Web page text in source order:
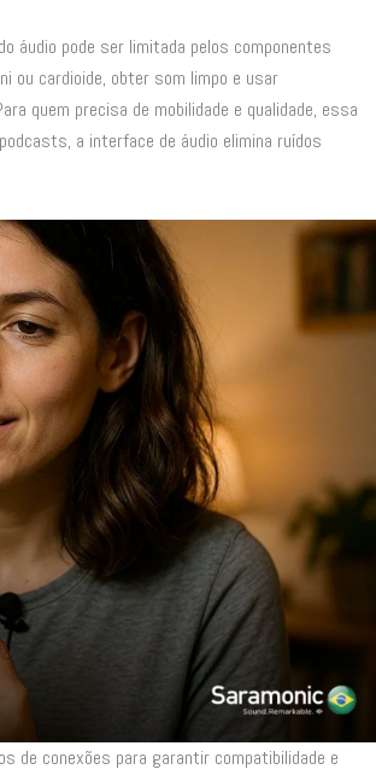
áudio pode ser limitada pelos componentes
ou cardioide, obter som limpo e usar
quem precisa de mobilidade e qualidade, essa
a interface de áudio elimina ruídos
de conexões para garantir compatibilidade e